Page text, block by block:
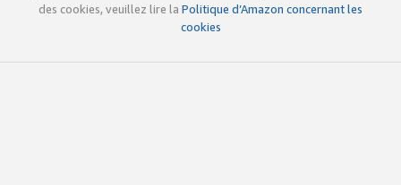
des cookies, veuillez lire la Politique d’Amazon concernant les
cookies